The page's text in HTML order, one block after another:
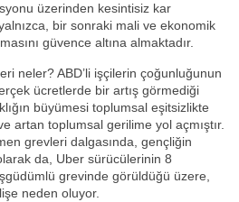
üzerinden kesintisiz kar
bir sonraki mali ve ekonomik
güvence altına almaktadır.
neler? ABD’li işçilerin çoğunluğunun
ücretlerde bir artış görmediği
büyümesi toplumsal eşitsizlikte
artan toplumsal gerilime yol açmıştır.
grevleri dalgasında, gençliğin
da, Uber sürücülerinin 8
grevinde görüldüğü üzere,
neden oluyor.